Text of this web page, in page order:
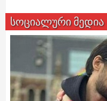
სოციალური მედია